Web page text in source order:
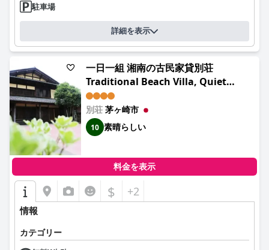
駐車場
詳細を表示
一日一組 湘南の古民家貸別荘
Traditional Beach Villa, Quiet
Seaside Stay, 10min Walk to Beach
別荘 茅ヶ崎市
10 素晴らしい
料金を表示
$ +2
情報
カテゴリー